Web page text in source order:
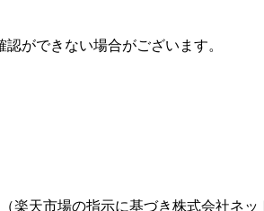
ができない場合がございます。
楽天市場の指示に基づき株式会社ネッ